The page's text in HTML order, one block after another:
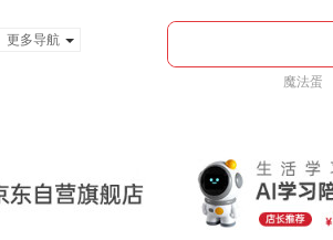
更多导航
魔法蛋